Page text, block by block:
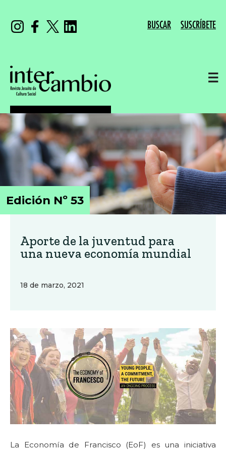
BUSCAR SUSCRÍBETE
☰
Edición Nº 53
Aporte de la juventud para
una nueva economía mundial
18 de marzo, 2021
La Economía de Francisco (EoF) es una iniciativa